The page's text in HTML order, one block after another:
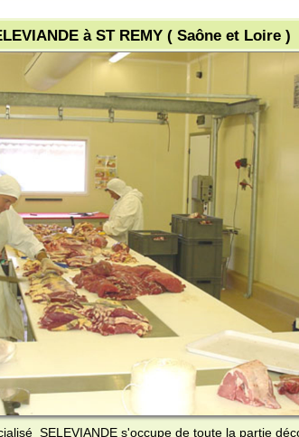
s'occupe de toute la partie découpe embalage
communautaires CEE.
bouchers qualifiés, soucieux de la qualité de leur
traditionnelles
l'animal à l'abattoir une semaine après le départ de